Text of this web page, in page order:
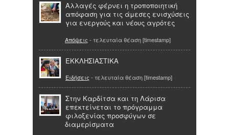
Αλλαγές φέρνει η τροποποιητική
απόφαση για τις άμεσες ενισχύσεις
για ενεργούς και νέους αγρότες
Απόψεις - τελευταία θέαση [timestamp]
ΕΚΚΛΗΣΙΑΣΤΙΚΑ
Ειδήσεις - τελευταία θέαση [timestamp]
Στην Καρδίτσα και τη Λάρισα
επεκτείνεται το πρόγραμμα
φιλοξενίας προσφύγων σε
διαμερίσματα